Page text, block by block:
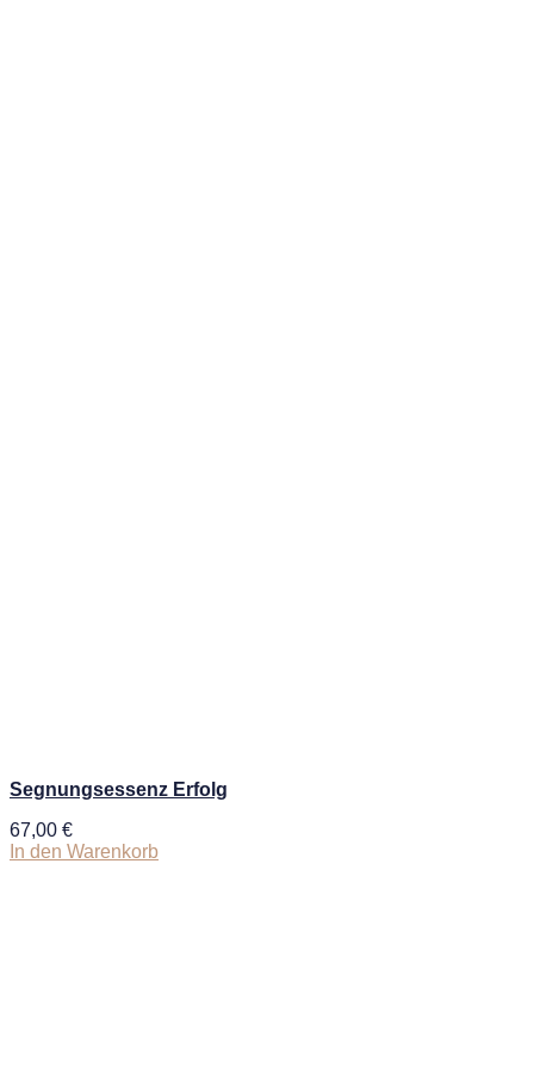
Segnungsessenz Erfolg
67,00 €
In den Warenkorb